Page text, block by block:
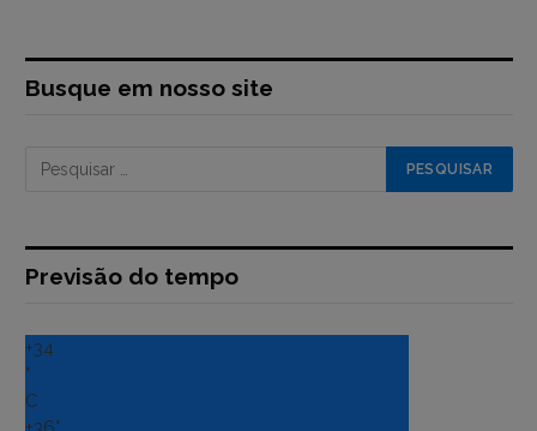
Busque em nosso site
Previsão do tempo
+34
°
C